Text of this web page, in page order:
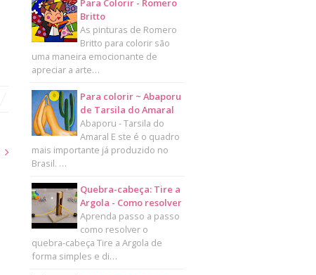
Para Colorir - Romero
Britto
As pinturas de Romero
Britto para colorir são
uma maneira emocionante de
apreciar a arte…
Para colorir ~ Abaporu
de Tarsila do Amaral
Abaporu - Tarsila do
Amaral E ste é o quadro
mais importante já produzido no
Brasil. …
Quebra-cabeça: Tire a
Argola - Como resolver
Aprenda passo a passo
como resolver o
quebra-cabeça Tire a Argola de
forma simples e di…